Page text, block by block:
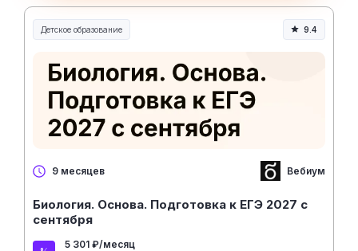
Детское образование 9.4
9 месяцев Вебиум
Биология. Основа. Подготовка к ЕГЭ 2027 с
cентября
5 301 ₽/месяц